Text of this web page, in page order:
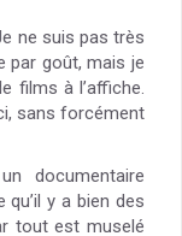
ne suis pas très
par goût, mais je
films à l’affiche.
sans forcément
documentaire
y a bien des
tout est muselé